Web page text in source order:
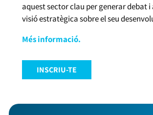
aquest sector clau per generar debat
visió estratègica sobre el seu
Més informació.
INSCRIU-TE